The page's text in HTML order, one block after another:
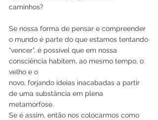
caminhos?
Se nossa forma de pensar e compreender
o mundo é parte do que estamos tentando
“vencer”, é possível que em nossa
consciência habitem, ao mesmo tempo, o
velho e o
novo, forjando ideias inacabadas a partir
de uma substância em plena
metamorfose.
Se é assim, então nos colocarmos como